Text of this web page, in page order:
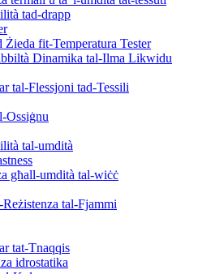
tad-drapp
Żieda fit-Temperatura Tester
Dinamika tal-Ilma Likwidu
tal-Flessjoni tad-Tessili
Ossiġnu
tal-umdità
għall-umdità tal-wiċċ
tal-Fjammi
tat-Tnaqqis
idrostatika